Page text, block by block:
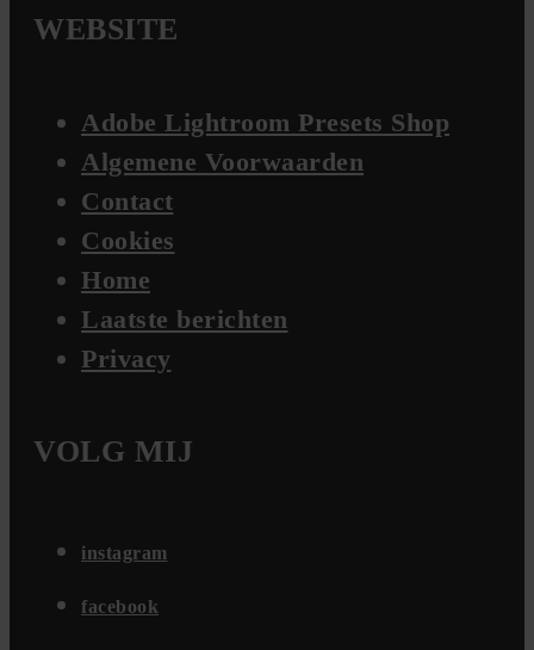
WEBSITE
Adobe Lightroom Presets Shop
Algemene Voorwaarden
Contact
Cookies
Home
Laatste berichten
Privacy
VOLG MIJ
instagram
facebook